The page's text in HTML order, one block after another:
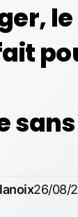
le
sans
26/08/